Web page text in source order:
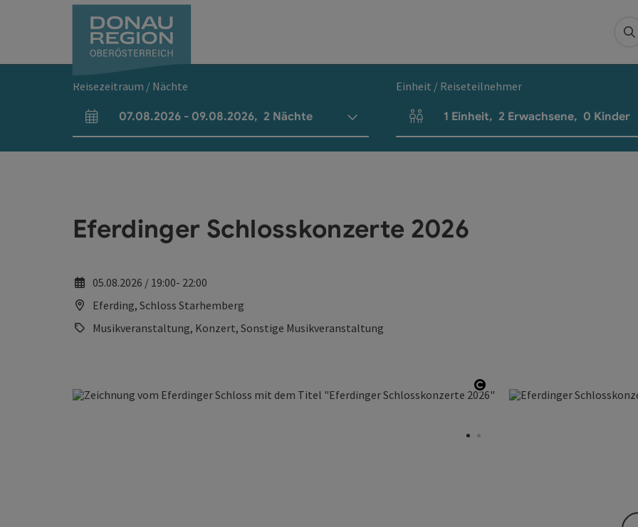
Reisezeitraum / Nächte
An- und Abreisefelder
07.08.2026 - 09.08.2026, 2 Nächte
Einheit / Reiseteilnehmer
Einheitenanzahl und Personenfelder
1 Einheit, 2 Erwachsene, 0 Kinder
Eferdinger Schlosskonzerte 2026
05.08.2026 / 19:00- 22:00
Eferding, Schloss Starhemberg
Musikveranstaltung, Konzert, Sonstige Musikveranstaltung
Copyright öffnen